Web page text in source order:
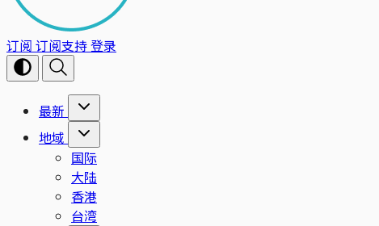
订阅 订阅支持登录
最新
地域
国际
大陆
香港
台湾